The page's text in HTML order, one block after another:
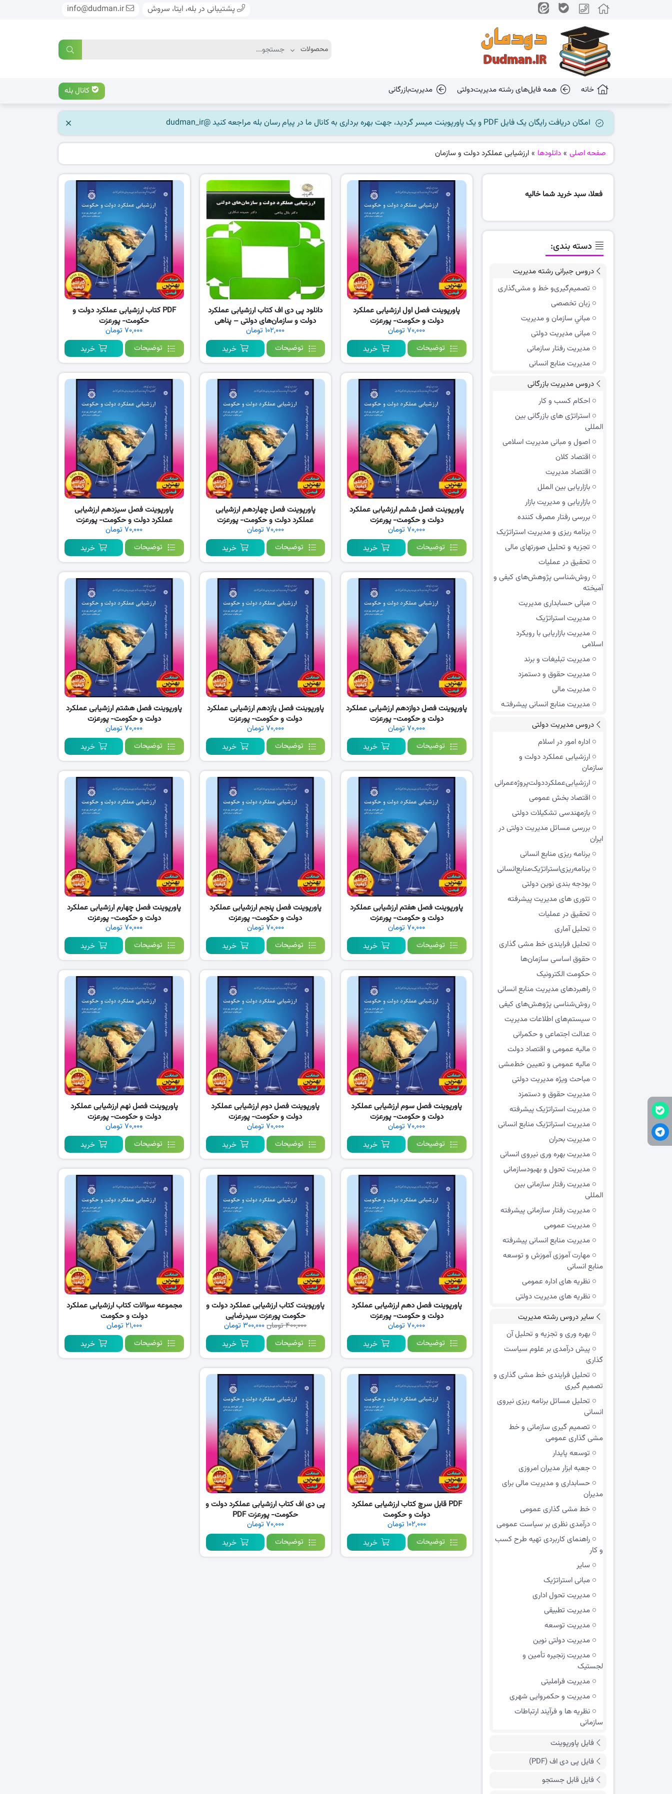
پشتیبانی در بله، ایتا، سروش info@dudman.ir
خانه همه فایل‌های رشته مدیریت‌دولتی مدیریت‌بازرگانی کانال بله
امکان دریافت رایگان یک فایل PDF و یک پاورپوینت میسر گردید، جهت بهره برداری به کانال ما در پیام رسان بله مراجعه کنید @dudman_ir
صفحه اصلی » دانلودها » ارزشیابی عملکرد دولت و سازمان
پاورپوینت فصل اول ارزشیابی عملکرد
دولت و حکومت- پورعزت
۷۰,۰۰۰ تومان
توضیحات
خرید
دانلود پی دی اف کتاب ارزشیابی عملکرد
دولت و سازمان‌های دولتی – پناهی
شکاری PDF
۱۰۲,۰۰۰ تومان
توضیحات
خرید
PDF کتاب ارزشیابی عملکرد دولت و
حکومت- پورعزت
۷۰,۰۰۰ تومان
توضیحات
خرید
پاورپوینت فصل ششم ارزشیابی عملکرد
دولت و حکومت- پورعزت
۷۰,۰۰۰ تومان
توضیحات
خرید
پاورپوینت فصل چهاردهم ارزشیابی
عملکرد دولت و حکومت- پورعزت
۷۰,۰۰۰ تومان
توضیحات
خرید
پاورپوینت فصل سیزدهم ارزشیابی
عملکرد دولت و حکومت- پورعزت
۷۰,۰۰۰ تومان
توضیحات
خرید
پاورپوینت فصل دوازدهم ارزشیابی عملکرد
دولت و حکومت- پورعزت
۷۰,۰۰۰ تومان
توضیحات
خرید
پاورپوینت فصل یازدهم ارزشیابی عملکرد
دولت و حکومت- پورعزت
۷۰,۰۰۰ تومان
توضیحات
خرید
پاورپوینت فصل هشتم ارزشیابی عملکرد
دولت و حکومت- پورعزت
۷۰,۰۰۰ تومان
توضیحات
خرید
پاورپوینت فصل هفتم ارزشیابی عملکرد
دولت و حکومت- پورعزت
۷۰,۰۰۰ تومان
توضیحات
خرید
پاورپوینت فصل پنجم ارزشیابی عملکرد
دولت و حکومت- پورعزت
۷۰,۰۰۰ تومان
توضیحات
خرید
پاورپوینت فصل چهارم ارزشیابی عملکرد
دولت و حکومت- پورعزت
۷۰,۰۰۰ تومان
توضیحات
خرید
پاورپوینت فصل سوم ارزشیابی عملکرد
دولت و حکومت- پورعزت
۷۰,۰۰۰ تومان
توضیحات
خرید
پاورپوینت فصل دوم ارزشیابی عملکرد
دولت و حکومت- پورعزت
۷۰,۰۰۰ تومان
توضیحات
خرید
پاورپوینت فصل نهم ارزشیابی عملکرد
دولت و حکومت- پورعزت
۷۰,۰۰۰ تومان
توضیحات
خرید
پاورپوینت فصل دهم ارزشیابی عملکرد
دولت و حکومت- پورعزت
۷۰,۰۰۰ تومان
توضیحات
خرید
پاورپوینت کتاب ارزشیابی عملکرد دولت و
حکومت پورعزت سیدرضایی
۴۰۰,۰۰۰ تومان
۳۰۰,۰۰۰ تومان
توضیحات
خرید
مجموعه سوالات کتاب ارزشیابی عملکرد
دولت و حکومت
۲۱,۰۰۰ تومان
توضیحات
خرید
PDF قابل سرچ کتاب ارزشیابی عملکرد
دولت و حکومت
۱۰۲,۰۰۰ تومان
توضیحات
خرید
پی دی اف کتاب ارزشیابی عملکرد دولت و
حکومت- پورعزت PDF
۷۰,۰۰۰ تومان
توضیحات
خرید
فعلا، سبد خرید شما خالیه
دسته بندی:
دروس جبرانی رشته مدیریت
تصمیم‌گیری‌و خط و مشی‌گذاری
زبان تخصصی
مباني سازمان و مديريت
مبانی مدیریت دولتی
مدیریت رفتار سازمانی
مدیریت منابع انسانی
دروس مدیریت بازرگانی
احکام کسب و کار
استراتژی های بازرگانی بین
المللی
اصول و مبانی مدیریت اسلامی
اقتصاد کلان
اقتصاد مدیریت
بازاریابی بین الملل
بازاریابی و مدیریت بازار
بررسی رفتار مصرف کننده
برنامه ریزی و مدیریت استراتژیک
تجزیه و تحلیل صورتهای مالی
تحقیق در عملیات
روش‌شناسی پژوهش‌های کیفی و
آمیخته
مبانی حسابداری مدیریت
مدیریت استراتژیک
مدیریت بازاریابی با رویکرد
اسلامی
مدیریت تبلیغات و برند
مدیریت حقوق و دستمزد
مدیریت مالی
مدیریت منابع انسانی پیشرفتـه
دروس مدیریت دولتی
اداره امور در اسلام
ارزشیابی عملکرد دولت و
سازمان
ارزشیابی‌عملکرد‌دولت‌پروژه‌عمرانی
اقتصاد بخش عمومی
بازمهندسی تشکیلات دولتی
بررسی مسائل مدیریت دولتی در
ایران
برنامه ریزی منابع انسانی
برنامه‌ریزی‌استراتژیک‌منابع‌انسانی
بودجه بندی نوین دولتی
تئوری های مدیریت پیشرفته
تحقیق در عملیات
تحلیل آماری
تحلیل فرایندی خط مشی گذاری
حقوق اساسی سازمان‌ها
حکومت الکترونیک
راهبردهای مدیریت منابع انسانی
روش‌شناسی پژوهش‌های کیفی
سیستم‌های اطلاعات مدیریت
عدالت اجتماعی و حکمرانی
مالیه عمومی و اقتصاد دولت
مالیه عمومی و تعیین خط‌مشی
مباحث ویژه مدیریت دولتی
مديريت حقوق و دستمزد
مدیریت استراتژیک پیشرفته
مدیریت استراتژیک منابع انسانی
مدیریت بحران
مدیریت بهره وری نیروی انسانی
مدیریت تحول و بهبود‌سازمانی
مدیریت رفتار سازمانی بین
المللی
مدیریت رفتار سازمانی پیشرفته
مدیریت عمومی
مدیریت منابع انسانی پیشرفته
مهارت آموزی آموزش و توسعه
منابع انسانی
نظریه های اداره عمومی
نظریه های مدیریت دولتی
سایر دروس رشته مدیریت
بهره وری و تجزیه و تحلیل آن
پیش درآمدی بر علوم سیاست
گذاری
تحلیل فرایندی خط مشی گذاری و
تصمیم گیری
تحلیل مسائل برنامه ریزی نیروی
انسانی
تصمیم گیری سازمانی و خط
مشی گذاری عمومی
توسعه پایدار
جعبه ابزار مدیران امروزی
حسابداری و مدیریت مالی برای
مدیران
خط مشی گذاری عمومی
درآمدی نظری بر سیاست عمومی
راهنمای کاربردی تهیه طرح کسب
و کار
سایر
مبانی استراتژیک
مدیریت تحول اداری
مدیریت تطبیقی
مدیریت توسعه
مدیریت دولتی نوین
مدیریت زنجیره تأمین و
لجستیک
مدیریت فراملیتی
مدیریت و حکمروایی شهری
نظریه ها و فرآیند ارتباطات
سازمانی
فایل پاورپوینت
فایل پی دی اف (PDF)
فایل قابل جستجو